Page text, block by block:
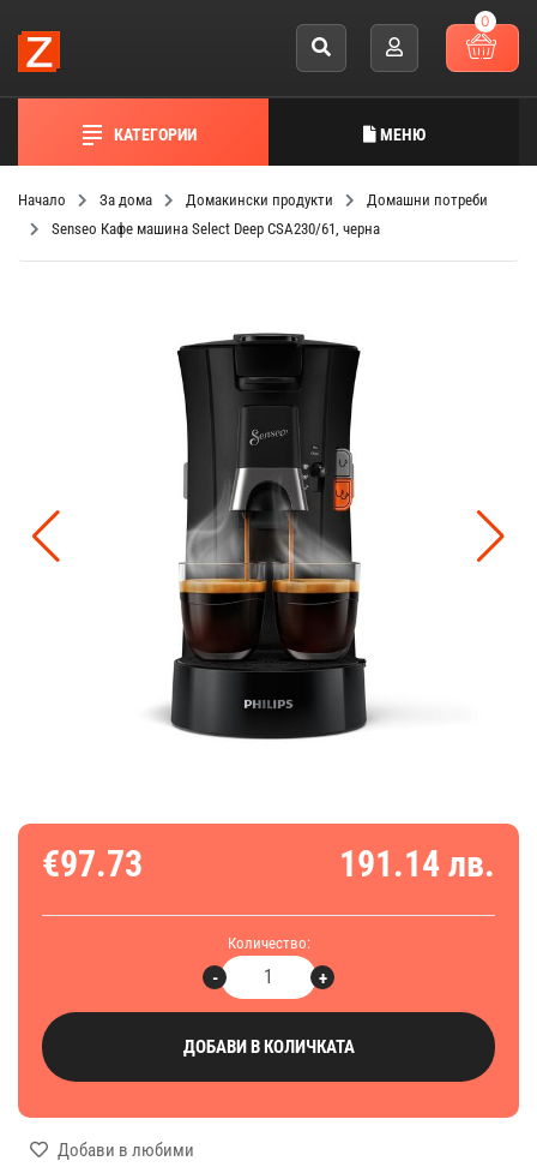
0
КАТЕГОРИИ МЕНЮ
Начало За дома Домакински продукти
Домашни потреби
Senseo Кафе машина Select Deep CSA230/61, черна
€97.73 191.14 лв.
Количество:
+
-
ДОБАВИ В КОЛИЧКАТА
Добави в любими